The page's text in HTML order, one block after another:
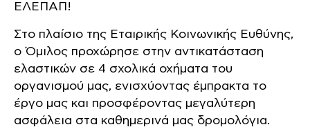
ΕΛΕΠΑΠ!
Στο πλαίσιο της Εταιρικής Κοινωνικής Ευθύνης,
ο Όμιλος προχώρησε στην αντικατάσταση
ελαστικών σε 4 σχολικά οχήματα του
οργανισμού μας, ενισχύοντας έμπρακτα το
έργο μας και προσφέροντας μεγαλύτερη
ασφάλεια στα καθημερινά μας δρομολόγια.